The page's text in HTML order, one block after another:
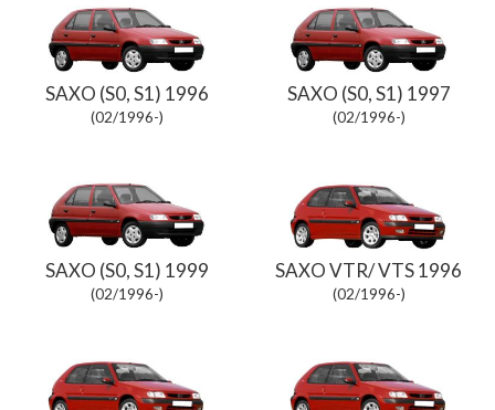
SAXO (S0, S1) 1996
(02/1996-)
SAXO (S0, S1) 1997
(02/1996-)
SAXO (S0, S1) 1999
(02/1996-)
SAXO VTR/ VTS 1996
(02/1996-)